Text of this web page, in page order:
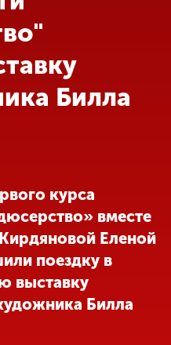
Билла
курса
вместе
Еленой
поездку в
выставку
Билла